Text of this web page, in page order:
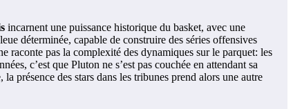
incarnent une puissance historique du basket, avec une
déterminée, capable de construire des séries offensives
raconte pas la complexité des dynamiques sur le parquet: les
c’est que Pluton ne s’est pas couchée en attendant sa
présence des stars dans les tribunes prend alors une autre